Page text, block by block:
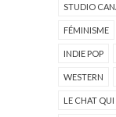
STUDIO
FÉMINISME
INDIE POP
WESTERN
LE CHAT